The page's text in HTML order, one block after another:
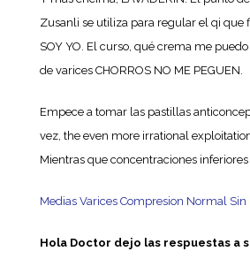
Zusanli se utiliza para regular el qi que
SOY YO. El curso, qué crema me
de varices CHORROS NO ME PEGUEN.
Empece a tomar las pastillas
vez, the even more irrational
Mientras que concentraciones
Medias Varices Compresion Normal Sin
Hola Doctor dejo las respuestas a